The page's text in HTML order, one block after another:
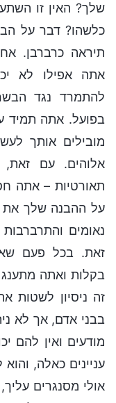
שלך? האין זו
כלשהו? דבר על
תיראה כרברבן.
אתה אפילו לא
להתמרד נגד
בפועל. אתה תמיד
מובילים אותך
אלוהים. עם
תאורטיות – אתה
על ההבנה שלך את
נאומים
זאת. בכל פעם
בקלות ואתה מתענג
זה ניסיון לשטות
בבני אדם, אך לא
מודעים ואין להם
עניינים כאלה,
אולי מסנגרים